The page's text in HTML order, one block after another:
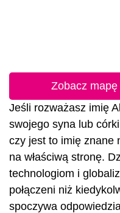
Zobacz
Jeśli rozważasz imię
swojego syna lub
czy jest to imię znane
na właściwą stronę.
technologiom i
połączeni niż
spoczywa